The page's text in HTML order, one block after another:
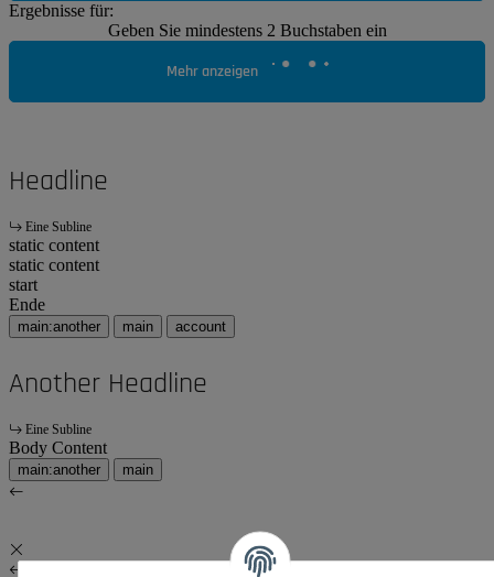
Ergebnisse für:
Geben Sie mindestens 2 Buchstaben ein
Mehr anzeigen
Headline
Eine Subline
static content
static content
start
Ende
main:another main account
Another Headline
Eine Subline
Body Content
main:another main